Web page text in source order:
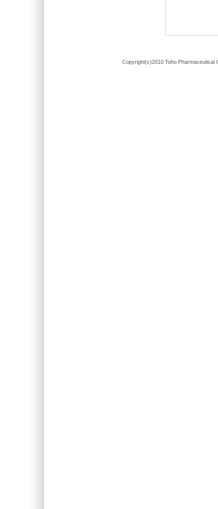
Copyright(c)2010 Toho Pharmaceutical